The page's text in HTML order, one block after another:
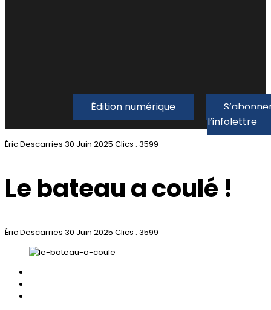
Édition numérique
l’infolettre
Éric Descarries 30 Juin 2025 Clics : 3599
Le bateau a coulé !
Éric Descarries 30 Juin 2025 Clics : 3599